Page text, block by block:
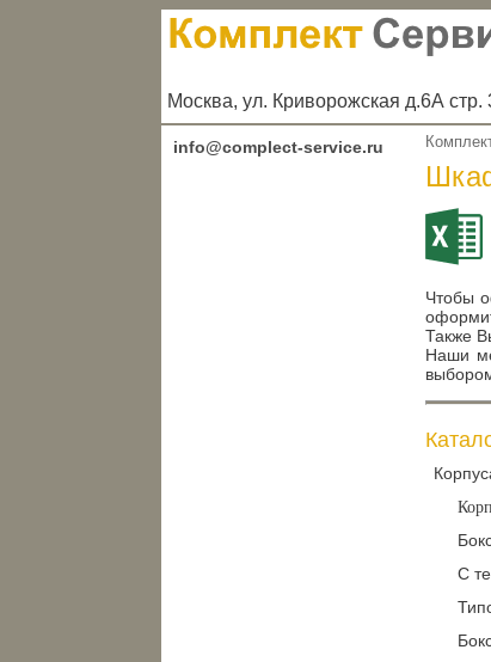
Москва, ул. Криворожская д.6А стр.
info@complect-service.ru
Чтобы
Также
Наши
С